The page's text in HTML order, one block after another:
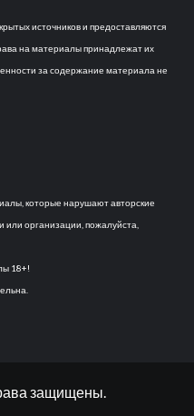
источников и предоставляются
на материалы принадлежат их
за содержание материала не
которые нарушают авторские
организации, пожалуйста,
18+!
защищены.